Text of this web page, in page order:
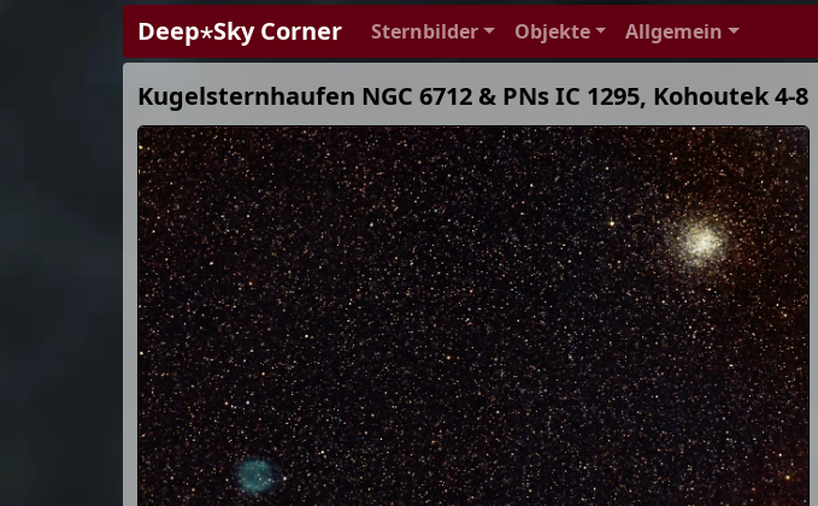
Deep⋆Sky Corner Sternbilder Objekte Allgemein
Kugelsternhaufen NGC 6712 & PNs IC 1295, Kohoutek 4-8